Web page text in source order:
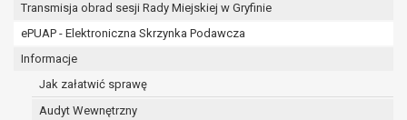
Transmisja obrad sesji Rady Miejskiej w Gryfinie
ePUAP - Elektroniczna Skrzynka Podawcza
Informacje
Jak załatwić sprawę
Audyt Wewnętrzny
podmioty, które przetwarzają dane
osobowe w imieniu administratora na
osobowych;
podmioty upoważnione do odbioru danych